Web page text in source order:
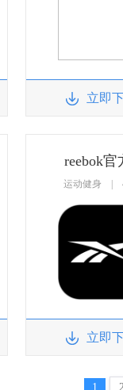
立即
reebok官
运动健身 |
立即
1 2